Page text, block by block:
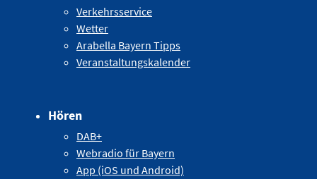
Verkehrsservice
Wetter
Arabella Bayern Tipps
Veranstaltungskalender
Hören
DAB+
Webradio für Bayern
App (iOS und Android)